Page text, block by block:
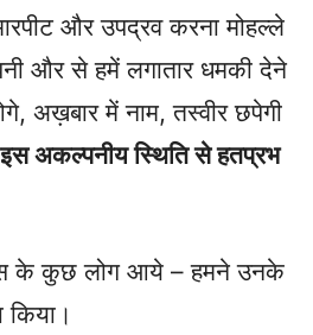
और उपद्रव करना मोहल्ले
और से हमें लगातार धमकी देने
अख़बार में नाम, तस्वीर छपेगी
अकल्पनीय स्थिति से हतप्रभ
के कुछ लोग आये – हमने उनके
किया।